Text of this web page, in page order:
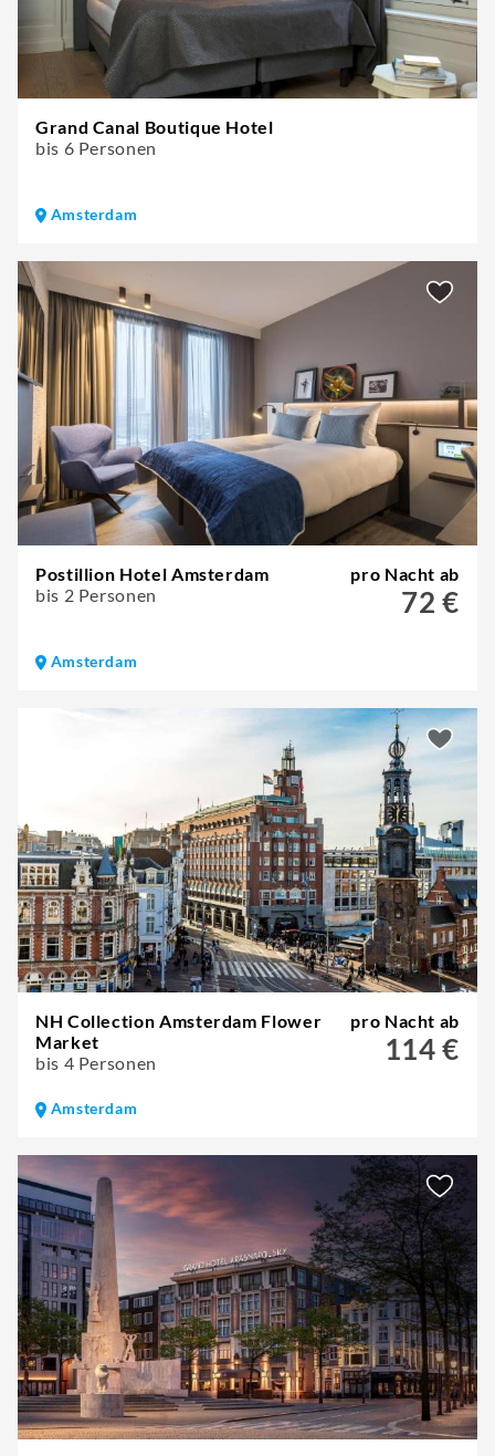
Grand Canal Boutique Hotel
bis 6 Personen
Amsterdam
Postillion Hotel Amsterdam
bis 2 Personen
pro Nacht ab
72 €
Amsterdam
NH Collection Amsterdam Flower
Market
bis 4 Personen
pro Nacht ab
114 €
Amsterdam